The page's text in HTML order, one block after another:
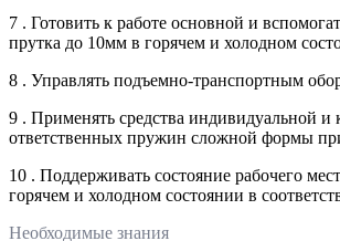
7 . Готовить к работе основной и
прутка до 10мм в горячем и холодном
8 . Управлять подъемно-транспортным
9 . Применять средства индивидуальной и
ответственных пружин сложной формы
10 . Поддерживать состояние рабочего
горячем и холодном состоянии в
Необходимые знания